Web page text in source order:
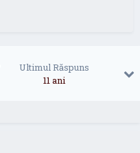
Ultimul Răspuns
11 ani